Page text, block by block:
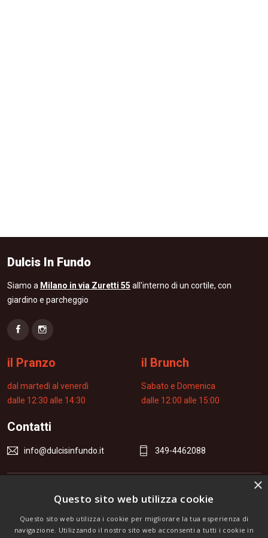
Dulcis In Fundo
Siamo a Milano in via Zuretti 55 all'interno di un cortile, con
giardino e parcheggio
il Pranzo
dal martedì al venerdì
dalle 12:30 alle 14:30
il Brunch
Sabato e Domenica
dalle 12:00 alle 15:00
Contatti
info@dulcisinfundo.it 349-4462088
con la nostra newsletter
ISCRIVITI
×
Questo sito web utilizza cookie
Questo sito web utilizza i cookie per migliorare la tua esperienza di
navigazione. Utilizzando il nostro sito web acconsenti a tutti i cookie in